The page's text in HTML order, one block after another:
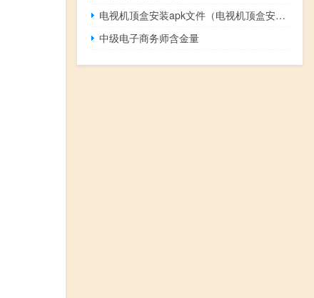
电视机顶盒安装apk文件（电视机顶盒安装）
中级电子商务师含金量